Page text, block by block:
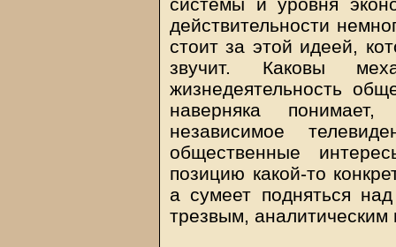
действительности
стоит за этой идеей,
звучит. Каковы
жизнедеятельность
наверняка
независимое
общественные
позицию какой-то
а сумеет подняться
трезвым, аналитическим